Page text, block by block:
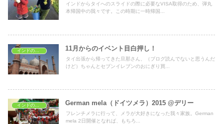
インドからタイへのスライドの際に必要なVISA取得のため、弾丸
本帰国中の我々です。この時期に一時帰国...
インドのイベント 11月からのイベント目白押し！
タイ出張から帰ってきた旦那さん、（ブログ読んでないと思うんだ
けど）ちゃんとセブンイレブンのおにぎり買...
German mela（ドイツメラ）2015 @デリー
フレンチメラに行って、メラが大好きになった我々家族。German
mela 2日開催となれば、もちろ...